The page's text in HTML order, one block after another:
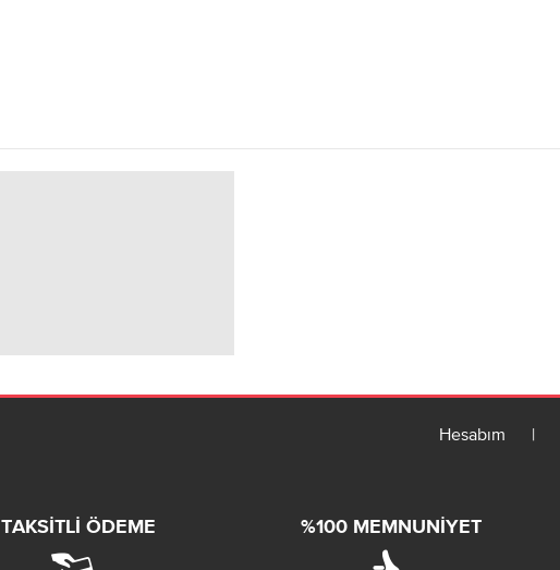
Hesabım |
TAKSITLI ÖDEME %100 MEMNUNIYET